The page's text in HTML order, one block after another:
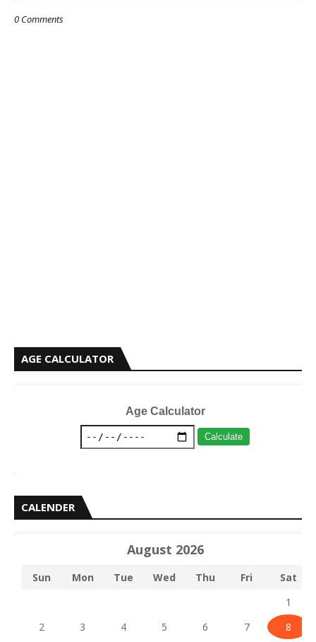
0 Comments
AGE CALCULATOR
Age Calculator
Calculate
CALENDER
August 2026
Sun Mon Tue Wed Thu Fri
Sat
1
2
3 4 5 6 7 8